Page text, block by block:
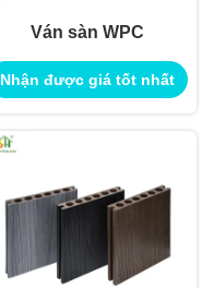
Ván sàn WPC
Nhận được giá tốt nhất